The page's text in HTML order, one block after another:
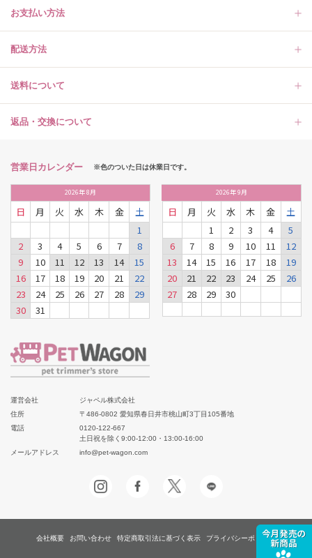
お支払い方法
配送方法
送料について
返品・交換について
営業日カレンダー ※色のついた日は休業日です。
2026年8月
日 月 火 水 木 金
土
1
2
3 4 5 6 7
8
9
10 11 12 13 14
15
16
17 18 19 20 21
22
23
24 25 26 27 28
29
30
31
2026年9月
日 月 火 水 木 金
土
1
2 3 4
5
6
7 8 9 10 11
12
13
14 15 16 17 18
19
20
21 22 23 24 25
26
27
28 29 30
運営会社
ジャペル株式会社
住所
〒486-0802 愛知県春日井市桃山町3丁目105番地
電話
0120-122-667
土日祝を除く9:00-12:00・13:00-16:00
メールアドレス
info@pet-wagon.com
会社概要 お問い合わせ 特定商取引法に基づく表示 プライバシーポリシー